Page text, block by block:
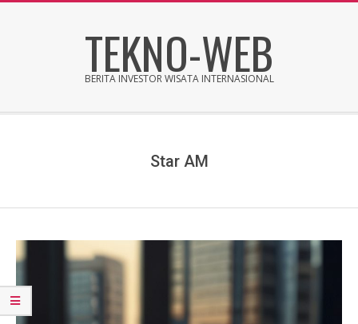
TEKNO-WEB
BERITA INVESTOR WISATA INTERNASIONAL
Star AM